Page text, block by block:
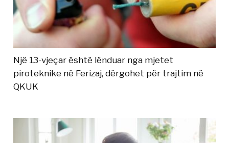
Një 13-vjeçar është lënduar nga mjetet
piroteknike në Ferizaj, dërgohet për trajtim në
QKUK